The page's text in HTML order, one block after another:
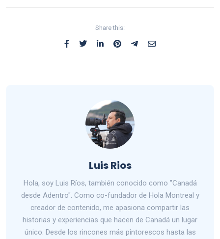
Share this:
Luis Rios
Hola, soy Luis Ríos, también conocido como "Canadá
desde Adentro". Como co-fundador de Hola Montreal y
creador de contenido, me apasiona compartir las
historias y experiencias que hacen de Canadá un lugar
único. Desde los rincones más pintorescos hasta las